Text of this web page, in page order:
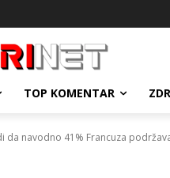
TOP KOMENTAR
da navodno 41% Francuza